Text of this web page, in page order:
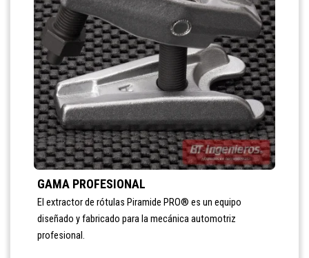
GAMA PROFESIONAL
El extractor de rótulas Piramide PRO® es un equipo
diseñado y fabricado para la mecánica automotriz
profesional.